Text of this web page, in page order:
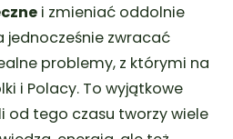
i zmieniać oddolnie
jednocześnie zwracać
problemy, z którymi na
i Polacy. To wyjątkowe
od tego czasu tworzy wiele